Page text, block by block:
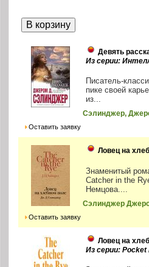
Девять
Из серии:
Писатель-
пике своей
из...
Сэлинджер,
Оставить заявку
Ловец на
Знаменитый
Catcher in the
Немцова....
Сэлинджер
Оставить заявку
Ловец на
Из серии: Pocket